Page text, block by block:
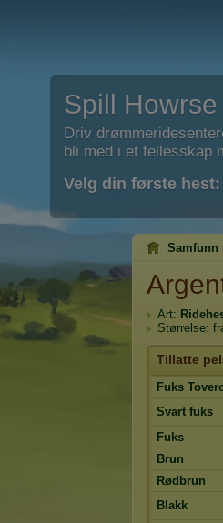
Spill Howrse
Driv
bli med i et fellesskap
Velg din første hest:
Samfunn
Art:
Størrelse:
Tillatte
Fuks
Svart fuks
Fuks
Brun
Rødbrun
Blakk